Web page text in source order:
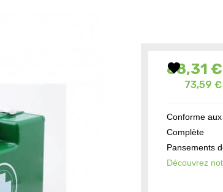
88,31 €
73,59 €
favorite
Conforme
Complète
Pansements
Découvrez